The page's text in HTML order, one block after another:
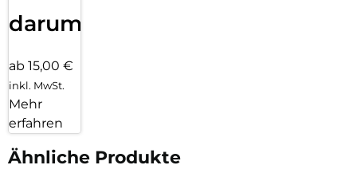
darum!
ab 15,00 €
inkl. MwSt.
Mehr
erfahren
Ähnliche Produkte